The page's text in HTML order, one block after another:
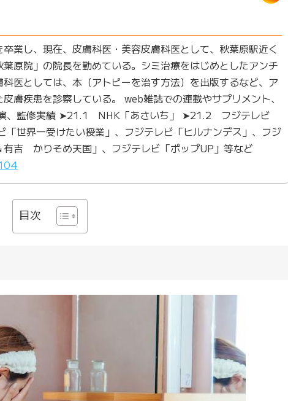
業し、現在、皮膚科医・美容皮膚科医として、秋葉原駅近く
原院」の院長を勤めている。シミ治療をはじめとしたアンチ
医としては、本（アトピーを治す方法）を出版するなど、ア
膚疾患を診察している。 web雑誌での連載やサプリメント、
演、監修実績 ➤21.1 NHK「あさいち」 ➤21.2 フジテレビ
世界一受けたい授業」、フジテレビ「ヒルナンデス」、フジ
吉 かりそめ天国」、フジテレビ「ポップUP」等など
目次